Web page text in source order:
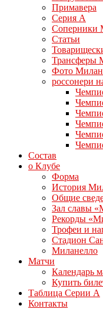
Примавера
Серия А
Соперники
Статьи
Трансферы
Фото
россонери
Состав
о Клубе
Форма
История
Общие
Зал славы
Рекорды
Трофеи и
Стадион
Миланелло
Матчи
Календарь
Купить
Таблица Серии А
Контакты